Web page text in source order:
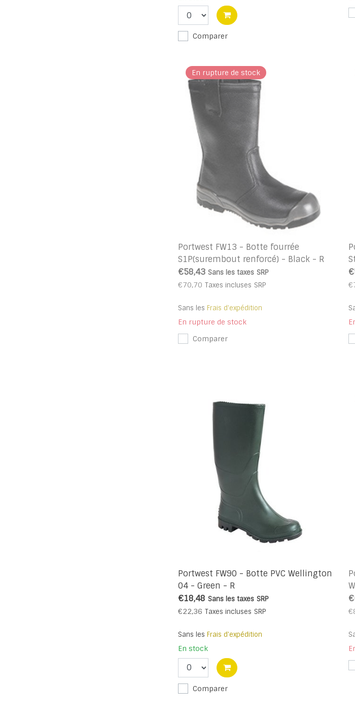
Comparer
En rupture de stock
Portwest FW13 - Botte fourrée
S1P(surembout renforcé) - Black - R
€58,43 Sans les taxes SRP
€70,70 Taxes incluses SRP
Sans les Frais d'expédition
En rupture de stock
Comparer
Portwest FW90 - Botte PVC Wellington
04 - Green - R
€18,48 Sans les taxes SRP
€22,36 Taxes incluses SRP
Sans les Frais d'expédition
En stock
Comparer
R